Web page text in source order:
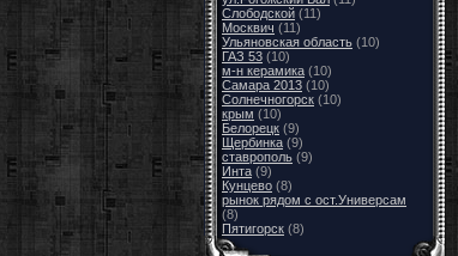
Слободской (11)
Москвич (11)
Ульяновская область (10)
ГАЗ 53 (10)
м-н керамика (10)
Самара 2013 (10)
Солнечногорск (10)
крым (10)
Белорецк (9)
Щербинка (9)
ставрополь (9)
Инта (9)
Кунцево (8)
рынок рядом с ост.Универсам
(8)
Пятигорск (8)